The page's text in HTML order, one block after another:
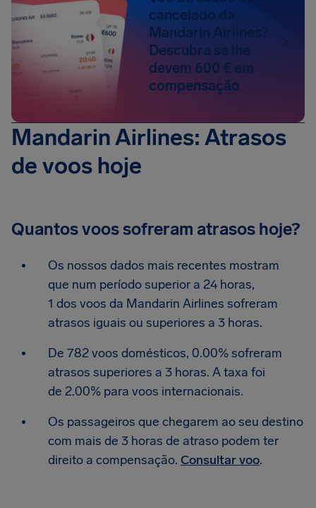
cancelado da
Mandarin Airlines?
Descubra se lhe
devem 600 € em
compensação
Mandarin Airlines: Atrasos
de voos hoje
Quantos voos sofreram atrasos hoje?
Os nossos dados mais recentes mostram
que num período superior a 24 horas,
1 dos voos da Mandarin Airlines sofreram
atrasos iguais ou superiores a 3 horas.
De 782 voos domésticos, 0.00% sofreram
atrasos superiores a 3 horas. A taxa foi
de 2.00% para voos internacionais.
Os passageiros que chegarem ao seu destino
com mais de 3 horas de atraso podem ter
direito a compensação. Consultar voo.